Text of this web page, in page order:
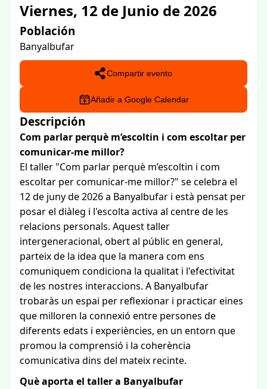
Viernes, 12 de Junio de 2026
Población
Banyalbufar
Compartir evento
Añadir a Google Calendar
Descripción
Com parlar perquè m’escoltin i com escoltar per
comunicar-me millor?
El taller "Com parlar perquè m’escoltin i com
escoltar per comunicar-me millor?" se celebra el
12 de juny de 2026 a Banyalbufar i està pensat per
posar el diàleg i l'escolta activa al centre de les
relacions personals. Aquest taller
intergeneracional, obert al públic en general,
parteix de la idea que la manera com ens
comuniquem condiciona la qualitat i l'efectivitat
de les nostres interaccions. A Banyalbufar
trobaràs un espai per reflexionar i practicar eines
que milloren la connexió entre persones de
diferents edats i experiències, en un entorn que
promou la comprensió i la coherència
comunicativa dins del mateix recinte.
Què aporta el taller a Banyalbufar